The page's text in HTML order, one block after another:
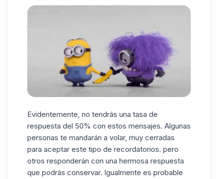
Evidentemente, no tendrás una tasa de
respuesta del 50% con estos mensajes. Algunas
personas te mandarán a volar, muy cerradas
para aceptar este tipo de recordatorios. pero
otros responderán con una hermosa respuesta
que podrás conservar. Igualmente es probable